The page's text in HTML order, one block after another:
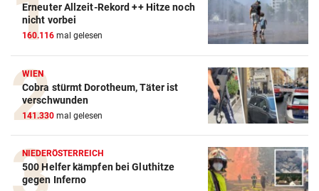
Erneuter Allzeit-Rekord ++ Hitze noch
nicht vorbei
160.116 mal gelesen
WIEN
Cobra stürmt Dorotheum, Täter ist
verschwunden
141.330 mal gelesen
NIEDERÖSTERREICH
500 Helfer kämpfen bei Gluthitze
gegen Inferno